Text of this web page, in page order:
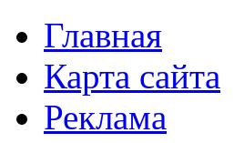
Главная
Карта сайта
Реклама